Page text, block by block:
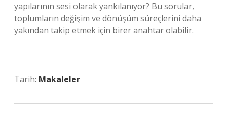
yapılarının sesi olarak yankılanıyor? Bu sorular,
toplumların değişim ve dönüşüm süreçlerini daha
yakından takip etmek için birer anahtar olabilir.
Tarih: Makaleler